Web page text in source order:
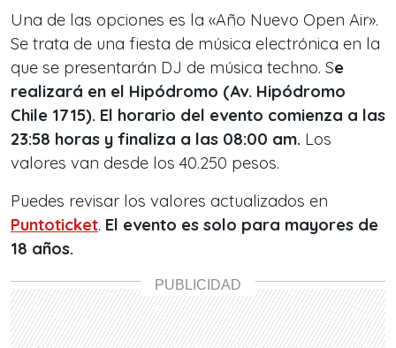
Una de las opciones es la «Año Nuevo Open Air».
Se trata de una fiesta de música electrónica en la
que se presentarán DJ de música techno. Se
realizará en el Hipódromo (Av. Hipódromo
Chile 1715). El horario del evento comienza a las
23:58 horas y finaliza a las 08:00 am. Los
valores van desde los 40.250 pesos.
Puedes revisar los valores actualizados en
Puntoticket. El evento es solo para mayores de
18 años.